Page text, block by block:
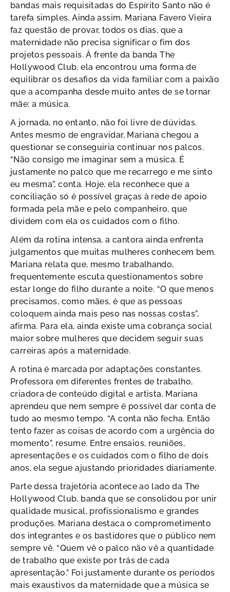
bandas mais requisitadas do Espírito Santo não é
tarefa simples. Ainda assim, Mariana Favero Vieira
faz questão de provar, todos os dias, que a
maternidade não precisa significar o fim dos
projetos pessoais. À frente da banda The
Hollywood Club, ela encontrou uma forma de
equilibrar os desafios da vida familiar com a paixão
que a acompanha desde muito antes de se tornar
mãe: a música.
A jornada, no entanto, não foi livre de dúvidas.
Antes mesmo de engravidar, Mariana chegou a
questionar se conseguiria continuar nos palcos.
“Não consigo me imaginar sem a música. É
justamente no palco que me recarrego e me sinto
eu mesma”, conta. Hoje, ela reconhece que a
conciliação só é possível graças à rede de apoio
formada pela mãe e pelo companheiro, que
dividem com ela os cuidados com o filho.
Além da rotina intensa, a cantora ainda enfrenta
julgamentos que muitas mulheres conhecem bem.
Mariana relata que, mesmo trabalhando,
frequentemente escuta questionamentos sobre
estar longe do filho durante a noite. “O que menos
precisamos, como mães, é que as pessoas
coloquem ainda mais peso nas nossas costas”,
afirma. Para ela, ainda existe uma cobrança social
maior sobre mulheres que decidem seguir suas
carreiras após a maternidade.
A rotina é marcada por adaptações constantes.
Professora em diferentes frentes de trabalho,
criadora de conteúdo digital e artista, Mariana
aprendeu que nem sempre é possível dar conta de
tudo ao mesmo tempo. “A conta não fecha. Então
tento fazer as coisas de acordo com a urgência do
momento”, resume. Entre ensaios, reuniões,
apresentações e os cuidados com o filho de dois
anos, ela segue ajustando prioridades diariamente.
Parte dessa trajetória acontece ao lado da The
Hollywood Club, banda que se consolidou por unir
qualidade musical, profissionalismo e grandes
produções. Mariana destaca o comprometimento
dos integrantes e os bastidores que o público nem
sempre vê. “Quem vê o palco não vê a quantidade
de trabalho que existe por trás de cada
apresentação.” Foi justamente durante os períodos
mais exaustivos da maternidade que a música se